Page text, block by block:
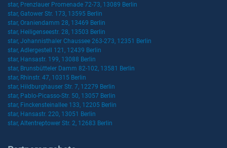
star, Prenzlauer Promenade 72-73, 13089 Berlin
star, Gatower Str. 173, 13595 Berlin
star, Oraniendamm 28, 13469 Berlin
star, Heiligenseestr. 28, 13503 Berlin
star, Johannisthaler Chaussee 263-273, 12351 Berlin
star, Adlergestell 121, 12439 Berlin
star, Hansastr. 199, 13088 Berlin
star, Brunsbütteler Damm 82-102, 13581 Berlin
star, Rhinstr. 47, 10315 Berlin
star, Hildburghauser Str. 7, 12279 Berlin
star, Pablo-Picasso-Str. 50, 13057 Berlin
star, Finckensteinallee 133, 12205 Berlin
star, Hansastr. 220, 13051 Berlin
star, Altentreptower Str. 2, 12683 Berlin